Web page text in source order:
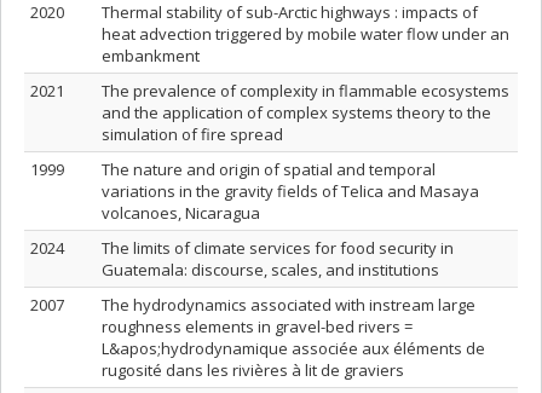
2020
Thermal stability of sub-Arctic highways : impacts of
heat advection triggered by mobile water flow under an
embankment
2021
The prevalence of complexity in flammable ecosystems
and the application of complex systems theory to the
simulation of fire spread
1999
The nature and origin of spatial and temporal
variations in the gravity fields of Telica and Masaya
volcanoes, Nicaragua
2024
The limits of climate services for food security in
Guatemala: discourse, scales, and institutions
2007
The hydrodynamics associated with instream large
roughness elements in gravel-bed rivers =
L&apos;hydrodynamique associée aux éléments de
rugosité dans les rivières à lit de graviers